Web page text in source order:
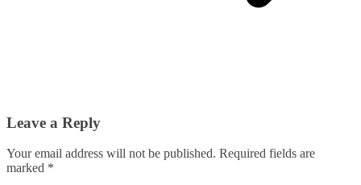
Leave a Reply
Your email address will not be published. Required fields are
marked *